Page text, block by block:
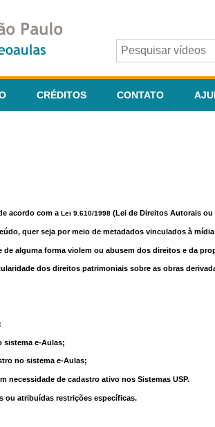
CRÉDITOS CONTATO
acordo com a Lei 9.610/1998 (Lei de Direitos Autorais ou
quer seja por meio de metadados vinculados à mídia
alguma forma violem ou abusem dos direitos e da
dos direitos patrimoniais sobre as obras
sistema e-Aulas;
no sistema e-Aulas;
necessidade de cadastro ativo nos Sistemas USP.
ou atribuídas restrições específicas.